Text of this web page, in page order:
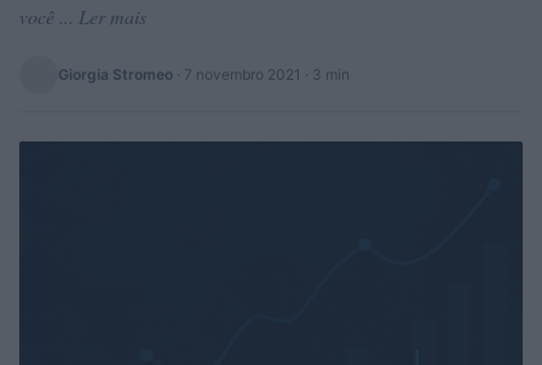
você ... Ler mais
Giorgia Stromeo · 7 novembro 2021 · 3 min